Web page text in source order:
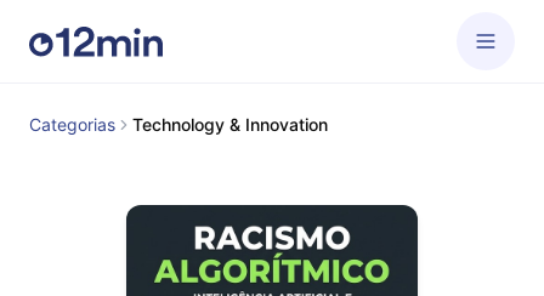
Categorias Technology & Innovation